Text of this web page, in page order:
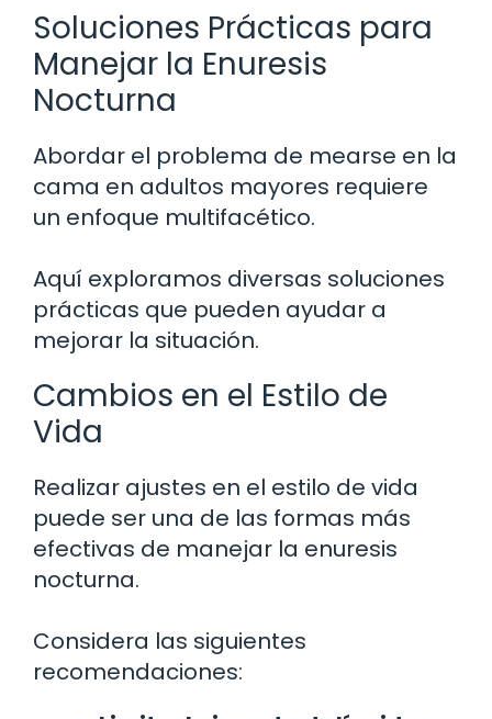
Soluciones Prácticas para
Manejar la Enuresis
Nocturna
Abordar el problema de mearse en la
cama en adultos mayores requiere
un enfoque multifacético.
Aquí exploramos diversas soluciones
prácticas que pueden ayudar a
mejorar la situación.
Cambios en el Estilo de
Vida
Realizar ajustes en el estilo de vida
puede ser una de las formas más
efectivas de manejar la enuresis
nocturna.
Considera las siguientes
recomendaciones: